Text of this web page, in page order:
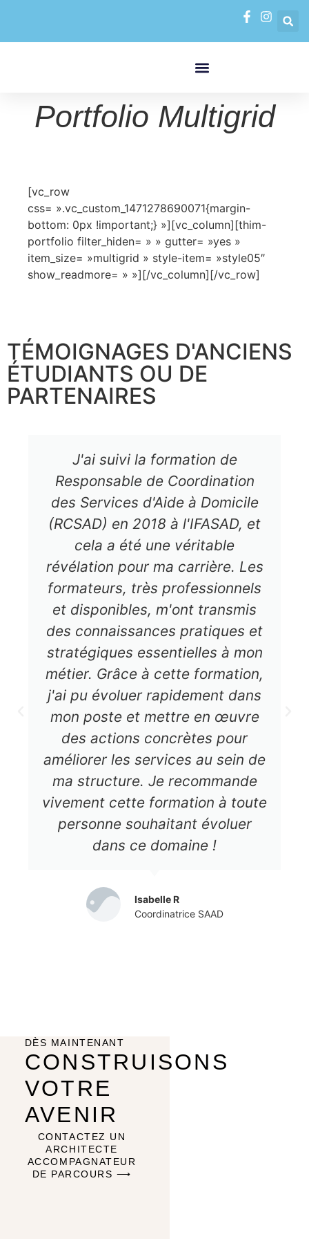
Portfolio Multigrid
[vc_row
css= ».vc_custom_1471278690071{margin-
bottom: 0px !important;} »][vc_column][thim-
portfolio filter_hiden= » » gutter= »yes »
item_size= »multigrid » style-item= »style05″
show_readmore= » »][/vc_column][/vc_row]
TÉMOIGNAGES D'ANCIENS
ÉTUDIANTS OU DE
PARTENAIRES
J'ai suivi la formation de
Responsable de Coordination
des Services d'Aide à Domicile
(RCSAD) en 2018 à l'IFASAD, et
cela a été une véritable
révélation pour ma carrière. Les
formateurs, très professionnels
et disponibles, m'ont transmis
des connaissances pratiques et
stratégiques essentielles à mon
métier. Grâce à cette formation,
j'ai pu évoluer rapidement dans
mon poste et mettre en œuvre
des actions concrètes pour
améliorer les services au sein de
ma structure. Je recommande
vivement cette formation à toute
personne souhaitant évoluer
dans ce domaine !
Isabelle R
Coordinatrice SAAD
DÈS MAINTENANT
CONSTRUISONS
VOTRE
AVENIR
CONTACTEZ UN
ARCHITECTE
ACCOMPAGNATEUR
DE PARCOURS ⟶